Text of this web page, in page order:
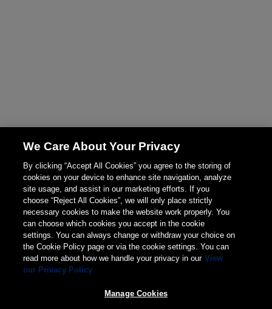
We Care About Your Privacy
By clicking “Accept All Cookies” you agree to the storing of
cookies on your device to enhance site navigation, analyze
site usage, and assist in our marketing efforts. If you
choose “Reject All Cookies”, we will only place strictly
necessary cookies to make the website work properly. You
can choose which cookies you accept in the cookie
settings. You can always change or withdraw your choice on
the Cookie Policy page or via the cookie settings. You can
read more about how we handle your privacy in our View
our Privacy Policy
Manage Cookies